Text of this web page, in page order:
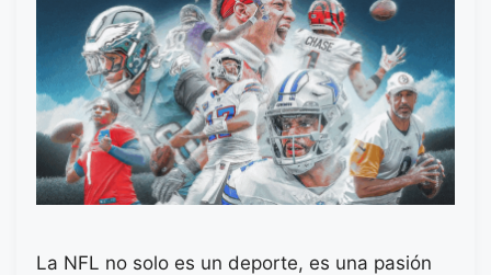
La NFL no solo es un deporte, es una pasión